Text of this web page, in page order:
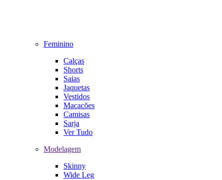
Feminino
Calças
Shorts
Saias
Jaquetas
Vestidos
Macacões
Camisas
Sarja
Ver Tudo
Modelagem
Skinny
Wide Leg